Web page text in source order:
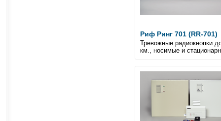
Риф Ринг 701 (RR-701)
Тревожные радиокнопки
км., носимые и